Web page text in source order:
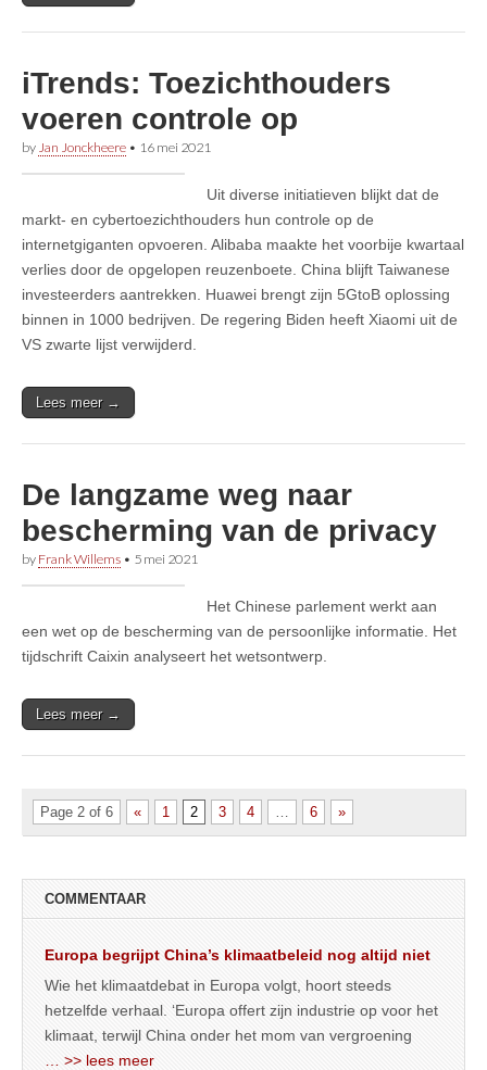
iTrends: Toezichthouders
voeren controle op
by Jan Jonckheere • 16 mei 2021
Uit diverse initiatieven blijkt dat de
markt- en cybertoezichthouders hun controle op de
internetgiganten opvoeren. Alibaba maakte het voorbije kwartaal
verlies door de opgelopen reuzenboete. China blijft Taiwanese
investeerders aantrekken. Huawei brengt zijn 5GtoB oplossing
binnen in 1000 bedrijven. De regering Biden heeft Xiaomi uit de
VS zwarte lijst verwijderd.
Lees meer →
De langzame weg naar
bescherming van de privacy
by Frank Willems • 5 mei 2021
Het Chinese parlement werkt aan
een wet op de bescherming van de persoonlijke informatie. Het
tijdschrift Caixin analyseert het wetsontwerp.
Lees meer →
Page 2 of 6 « 1 2 3 4 6 »
COMMENTAAR
Europa begrijpt China’s klimaatbeleid nog altijd niet
Wie het klimaatdebat in Europa volgt, hoort steeds
hetzelfde verhaal. ‘Europa offert zijn industrie op voor het
klimaat, terwijl China onder het mom van vergroening
… >> lees meer